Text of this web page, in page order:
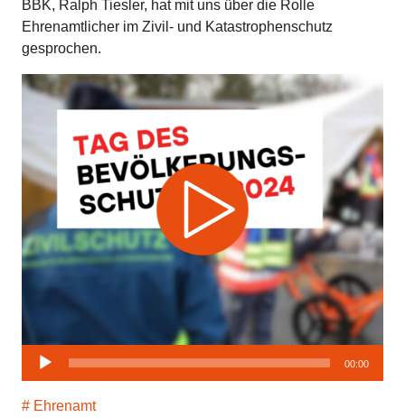
BBK, Ralph Tiesler, hat mit uns über die Rolle
Ehrenamtlicher im Zivil- und Katastrophenschutz
gesprochen.
Ehrenamt
Audio-
00:00